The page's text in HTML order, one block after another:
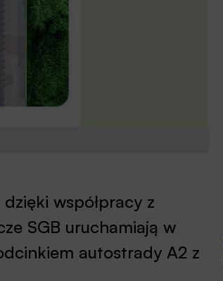
współpracy z
SGB uruchamiają w
autostrady A2 z